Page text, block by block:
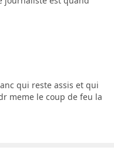
qui reste assis et qui
meme le coup de feu la